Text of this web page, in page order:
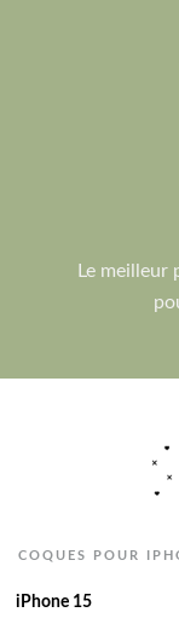
Le meilleur
COQUES POUR
iPhone 15